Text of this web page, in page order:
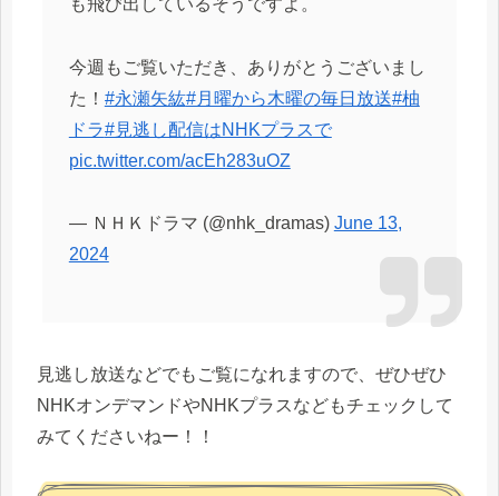
今週もご覧いただき、ありがとうございまし
た！ #永瀬矢紘#月曜から木曜の毎日放送#柚
ドラ#見逃し配信はNHKプラスで
pic.twitter.com/acEh283uOZ
— ＮＨＫドラマ (@nhk_dramas) June 13,
2024
見逃し放送などでもご覧になれますので、ぜひぜひ
NHKオンデマンドやNHKプラスなどもチェックして
みてくださいねー！！